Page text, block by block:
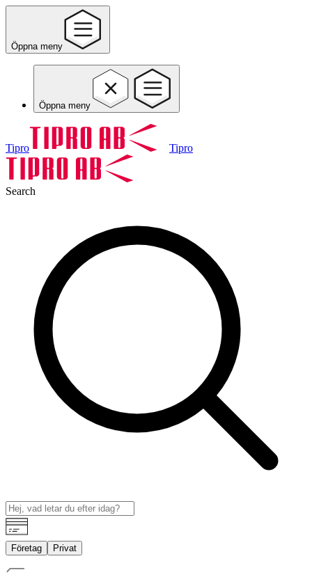
Öppna meny
Öppna meny
Tipro Tipro
Search
Företag Privat